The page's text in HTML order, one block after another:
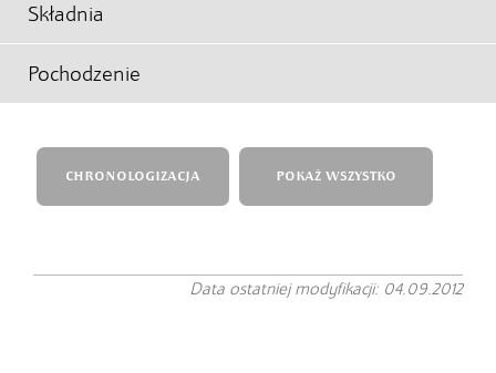
Składnia
Pochodzenie
CHRONOLOGIZACJA POKAŻ WSZYSTKO
Data ostatniej modyfikacji: 04.09.2012